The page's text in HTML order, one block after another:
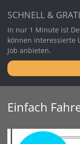
SCHNELL &
In nur 1 Minute ist
können interessierte
Job anbieten.
Einfach